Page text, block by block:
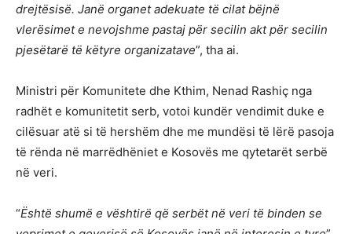
drejtësisë. Janë organet adekuate të cilat bëjnë
vlerësimet e nevojshme pastaj për secilin akt për secilin
pjesëtarë të këtyre organizatave”, tha ai.
Ministri për Komunitete dhe Kthim, Nenad Rashiç nga
radhët e komunitetit serb, votoi kundër vendimit duke e
cilësuar atë si të hershëm dhe me mundësi të lërë pasoja
të rënda në marrëdhëniet e Kosovës me qytetarët serbë
në veri.
“Është shumë e vështirë që serbët në veri të binden se